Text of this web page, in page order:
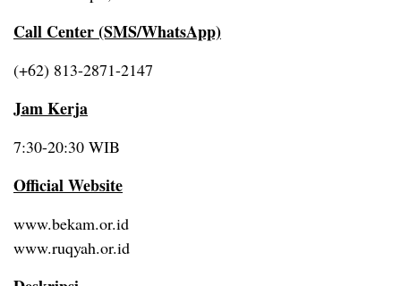
Call Center (SMS/WhatsApp)
(+62) 813-2871-2147
Jam Kerja
7:30-20:30 WIB
Official Website
www.bekam.or.id
www.ruqyah.or.id